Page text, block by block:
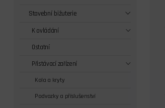
Stavební bižuterie
K ovládání
Ostatní
Přistávací zařízení
Kola a kryty
Podvozky a příslušenství